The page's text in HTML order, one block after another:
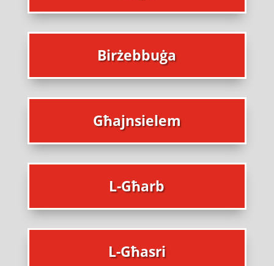
Birżebbuġa
Għajnsielem
L-Għarb
L-Għasri